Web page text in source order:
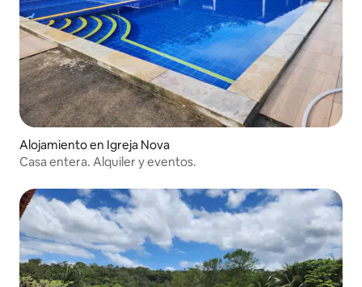
Alojamiento en Igreja Nova
Casa entera. Alquiler y eventos.